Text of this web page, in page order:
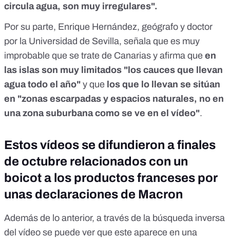
circula agua, son muy irregulares".
Por su parte, Enrique Hernández, geógrafo y doctor
por la Universidad de Sevilla, señala que es muy
improbable que se trate de Canarias y afirma que en
las islas son muy limitados "los cauces que llevan
agua todo el año" y que los que lo llevan se sitúan
en "zonas escarpadas y espacios naturales, no en
una zona suburbana como se ve en el vídeo".
Estos vídeos se difundieron a finales
de octubre relacionados con un
boicot a los productos franceses por
unas declaraciones de Macron
Además de lo anterior, a través de la búsqueda inversa
del vídeo se puede ver que este aparece en una